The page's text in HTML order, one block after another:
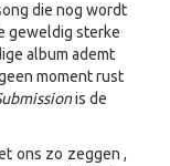
die nog wordt
geweldig sterke
album ademt
moment rust
is de
ons zo zeggen ,